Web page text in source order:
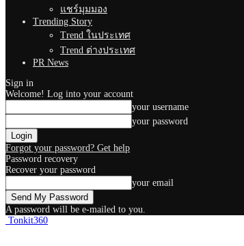
แชร์มุมมอง
Trending Story
Trend ในประเทศ
Trend ต่างประเทศ
PR News
Sign in
Welcome! Log into your account
your username
your password
Forgot your password? Get help
Password recovery
Recover your password
your email
A password will be e-mailed to you.
Tonkit360